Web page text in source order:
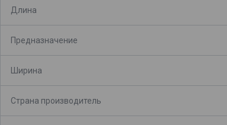
Длина
Предназначение
Ширина
Страна производитель